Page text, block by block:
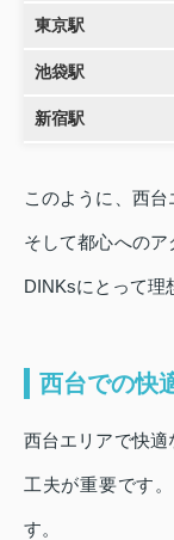
東京駅
池袋駅
新宿駅
このように、西台
そして都心への
DINKsにとって理
西台での快
西台エリアで快
工夫が重要です
す。